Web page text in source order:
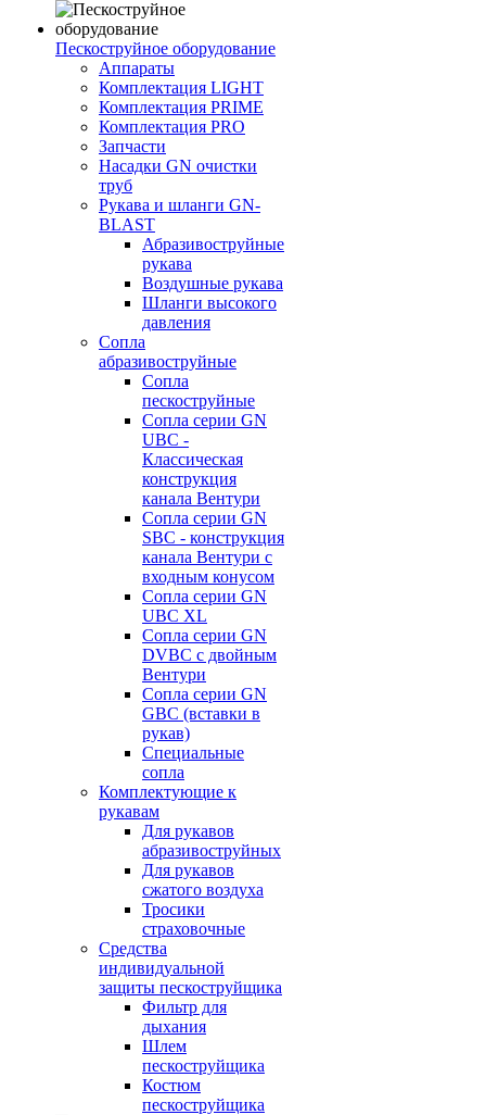
Пескоструйное оборудование
Аппараты
Комплектация LIGHT
Комплектация PRIME
Комплектация PRO
Запчасти
Насадки GN очистки
труб
Рукава и шланги GN-
BLAST
Абразивоструйные
рукава
Воздушные рукава
Шланги высокого
давления
Сопла
абразивоструйные
Сопла
пескоструйные
Сопла серии GN
UBC -
Классическая
конструкция
канала Вентури
Сопла серии GN
SBC - конструкция
канала Вентури c
входным конусом
Сопла серии GN
UBC XL
Сопла серии GN
DVBC с двойным
Вентури
Сопла серии GN
GBC (вставки в
рукав)
Специальные
сопла
Комплектующие к
рукавам
Для рукавов
абразивоструйных
Для рукавов
сжатого воздуха
Тросики
страховочные
Средства
индивидуальной
защиты пескоструйщика
Фильтр для
дыхания
Шлем
пескоструйщика
Костюм
пескоструйщика